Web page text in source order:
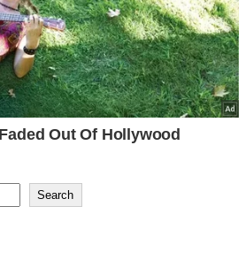
Search